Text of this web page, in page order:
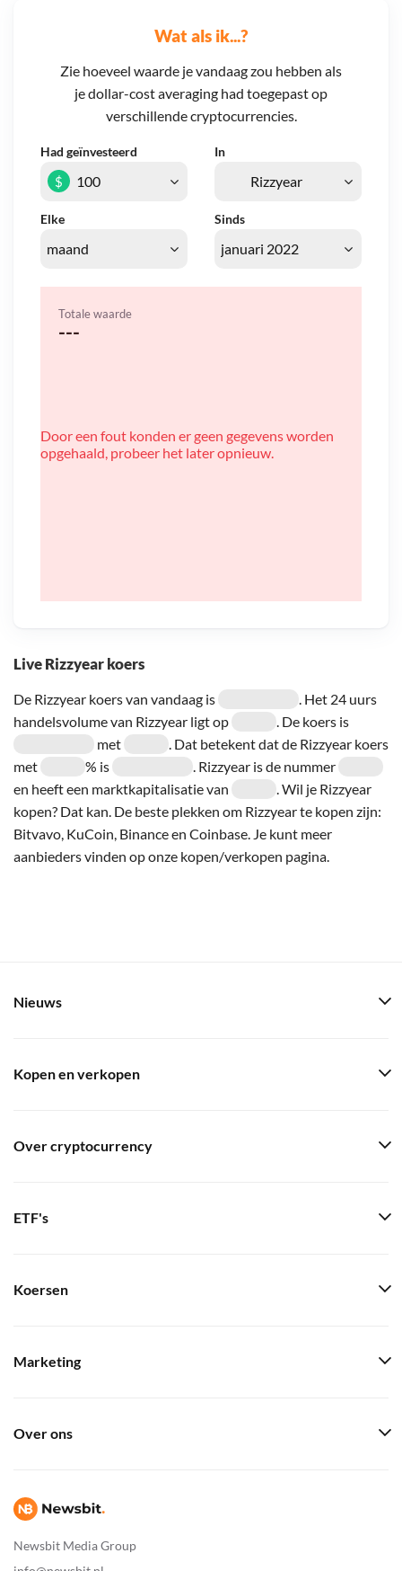
Live Rizzyear koers
De Rizzyear koers van vandaag is
. Het 24 uurs
handelsvolume van Rizzyear ligt op
. De koers is
met
. Dat betekent dat de Rizzyear koers
met
% is
. Rizzyear is de nummer
en heeft een marktkapitalisatie van
. Wil je Rizzyear
kopen? Dat kan. De beste plekken om Rizzyear te kopen zijn:
Bitvavo, KuCoin, Binance en Coinbase. Je kunt meer
aanbieders vinden op onze kopen/verkopen pagina.
Wat als ik...?
Zie hoeveel waarde je vandaag zou hebben als
je dollar-cost averaging had toegepast op
verschillende cryptocurrencies.
Had geïnvesteerd In
Elke Sinds
$
Totale waarde
---
Door een fout konden er geen gegevens worden
opgehaald, probeer het later opnieuw.
Newsbit Media Group
Nieuws
Kopen en verkopen
Over cryptocurrency
ETF's
Koersen
Marketing
Over ons